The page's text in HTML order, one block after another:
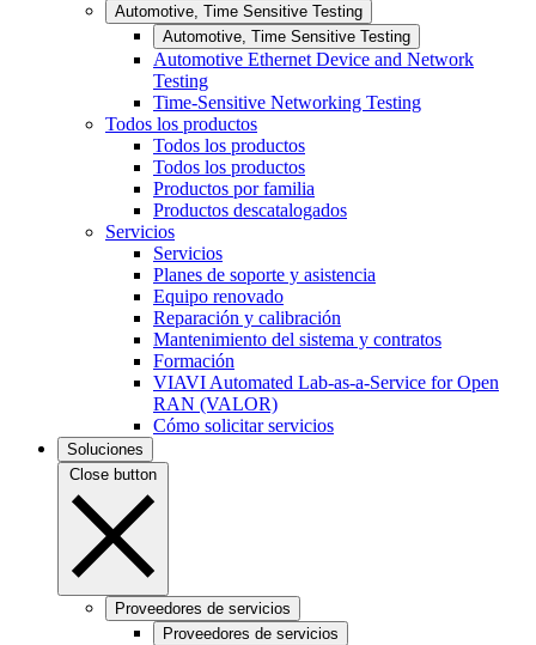
Automotive, Time Sensitive Testing
Automotive, Time Sensitive Testing
Automotive Ethernet Device and Network
Testing
Time-Sensitive Networking Testing
Todos los productos
Todos los productos
Todos los productos
Productos por familia
Productos descatalogados
Servicios
Servicios
Planes de soporte y asistencia
Equipo renovado
Reparación y calibración
Mantenimiento del sistema y contratos
Formación
VIAVI Automated Lab-as-a-Service for Open
RAN (VALOR)
Cómo solicitar servicios
Soluciones
Close button
Proveedores de servicios
Proveedores de servicios